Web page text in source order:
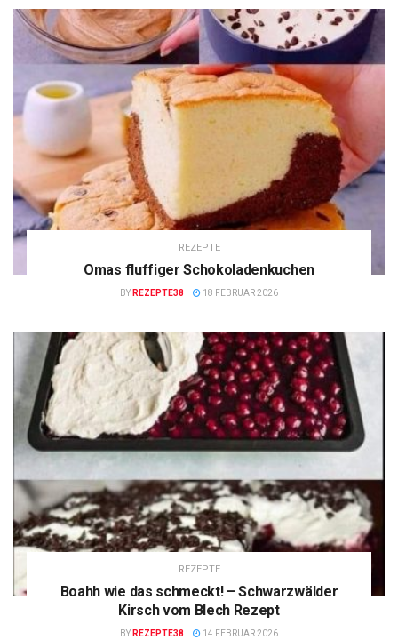
REZEPTE
Omas fluffiger Schokoladenkuchen
BY REZEPTE38 18 FEBRUAR 2026
REZEPTE
Boahh wie das schmeckt! – Schwarzwälder
Kirsch vom Blech Rezept
BY REZEPTE38 14 FEBRUAR 2026